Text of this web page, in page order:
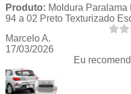
Produto: Moldura
94 a 02 Preto Texturizado
Marcelo A.
17/03/2026
Eu